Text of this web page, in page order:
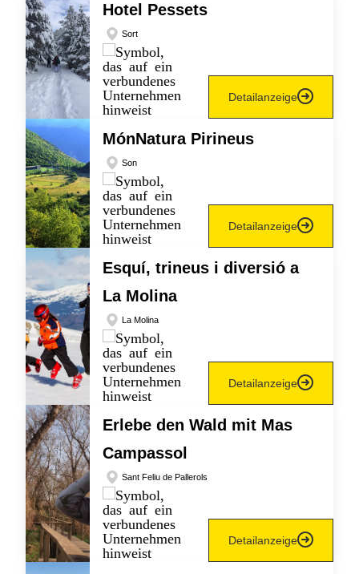
Hotel Pessets
Sort
Detailanzeige
MónNatura Pirineus
Son
Detailanzeige
Esquí, trineus i diversió a
La Molina
La Molina
Detailanzeige
Erlebe den Wald mit Mas
Campassol
Sant Feliu de Pallerols
Detailanzeige